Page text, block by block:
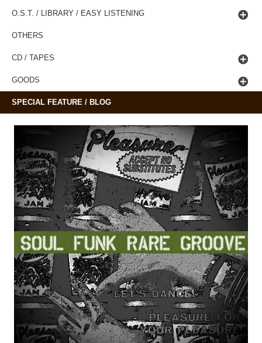
O.S.T. / LIBRARY / EASY LISTENING
OTHERS
CD / TAPES
GOODS
SPECIAL FEATURE / BLOG